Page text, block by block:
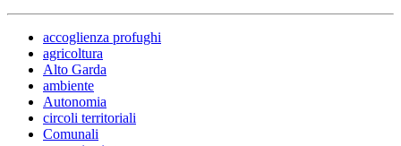
accoglienza profughi
agricoltura
Alto Garda
ambiente
Autonomia
circoli territoriali
Comunali